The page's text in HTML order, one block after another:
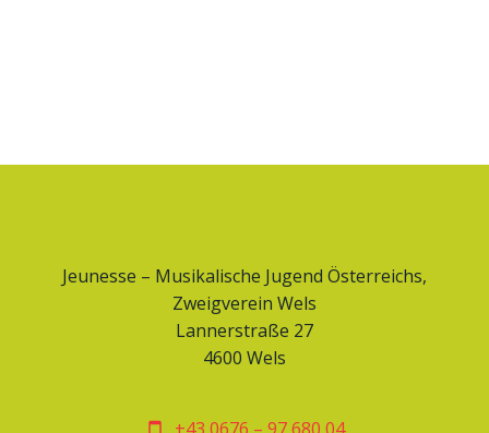
Jeunesse – Musikalische Jugend Österreichs,
Zweigverein Wels
Lannerstraße 27
4600 Wels